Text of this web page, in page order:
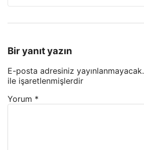
Bir yanıt yazın
E-posta adresiniz yayınlanmayacak.
ile işaretlenmişlerdir
Yorum *